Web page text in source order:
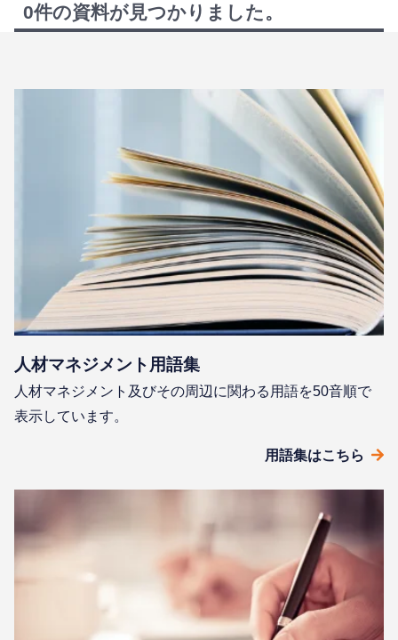
0件の資料が見つかりました。
⼈材マネジメント⽤語集
⼈材マネジメント及びその周辺に関わる⽤語を50⾳順で
表⽰しています。
⽤語集はこちら